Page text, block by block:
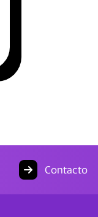
Contacto